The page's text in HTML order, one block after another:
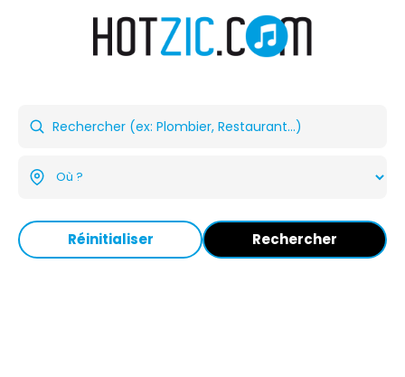
Réinitialiser Rechercher